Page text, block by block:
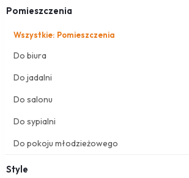
Pomieszczenia
Wszystkie: Pomieszczenia
Do biura
Do jadalni
Do salonu
Do sypialni
Do pokoju młodzieżowego
Style